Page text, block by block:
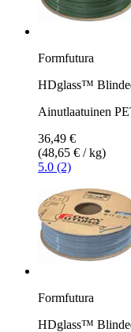
Formfutura
HDglass™
Ainutlaatuinen
36,49 €
(48,65 € / kg)
5.0 (2)
Formfutura
HDglass™